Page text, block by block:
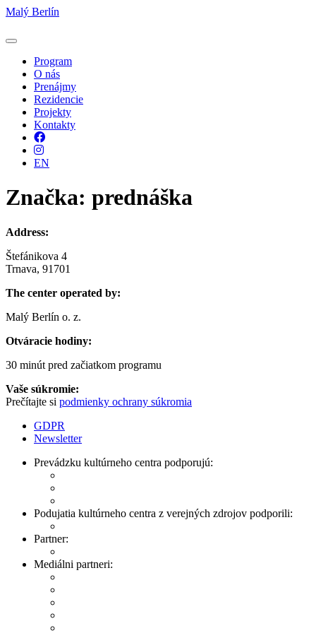
Malý Berlín
Program
O nás
Prenájmy
Rezidencie
Projekty
Kontakty
Facebook
Instagram
EN
Značka: prednáška
Address:
Štefánikova 4
Trnava, 91701
The center operated by:
Malý Berlín o. z.
Otváracie hodiny:
30 minút pred začiatkom programu
Vaše súkromie:
Prečítajte si podmienky ochrany súkromia
GDPR
Newsletter
Prevádzku kultúrneho centra podporujú:
Podujatia kultúrneho centra z verejných zdrojov podporili:
Partner:
Mediálni partneri: